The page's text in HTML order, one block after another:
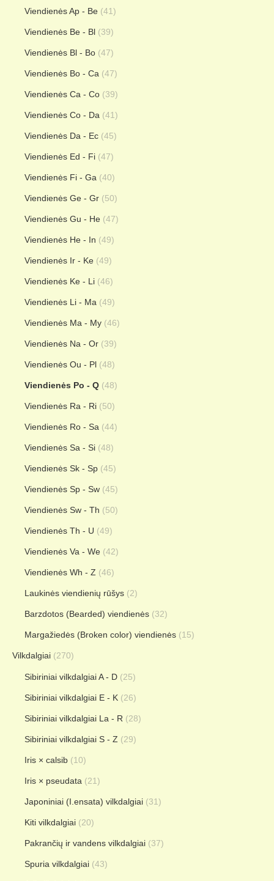
Viendienės Ap - Be (41)
Viendienės Be - Bl (39)
Viendienės Bl - Bo (47)
Viendienės Bo - Ca (47)
Viendienės Ca - Co (39)
Viendienės Co - Da (41)
Viendienės Da - Ec (45)
Viendienės Ed - Fi (47)
Viendienės Fi - Ga (40)
Viendienės Ge - Gr (50)
Viendienės Gu - He (47)
Viendienės He - In (49)
Viendienės Ir - Ke (49)
Viendienės Ke - Li (46)
Viendienės Li - Ma (49)
Viendienės Ma - My (46)
Viendienės Na - Or (39)
Viendienės Ou - Pl (48)
Viendienės Po - Q (48)
Viendienės Ra - Ri (50)
Viendienės Ro - Sa (44)
Viendienės Sa - Si (48)
Viendienės Sk - Sp (45)
Viendienės Sp - Sw (45)
Viendienės Sw - Th (50)
Viendienės Th - U (49)
Viendienės Va - We (42)
Viendienės Wh - Z (46)
Laukinės viendienių rūšys (2)
Barzdotos (Bearded) viendienės (32)
Margažiedės (Broken color) viendienės (15)
Vilkdalgiai (270)
Sibiriniai vilkdalgiai A - D (25)
Sibiriniai vilkdalgiai E - K (26)
Sibiriniai vilkdalgiai La - R (28)
Sibiriniai vilkdalgiai S - Z (29)
Iris × calsib (10)
Iris × pseudata (21)
Japoniniai (I.ensata) vilkdalgiai (31)
Kiti vilkdalgiai (20)
Pakrančių ir vandens vilkdalgiai (37)
Spuria vilkdalgiai (43)